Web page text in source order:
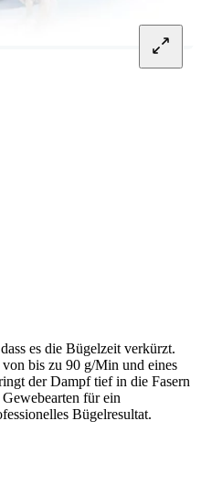
es die Bügelzeit verkürzt.
bis zu 90 g/Min und eines
der Dampf tief in die Fasern
für ein
Bügelresultat.